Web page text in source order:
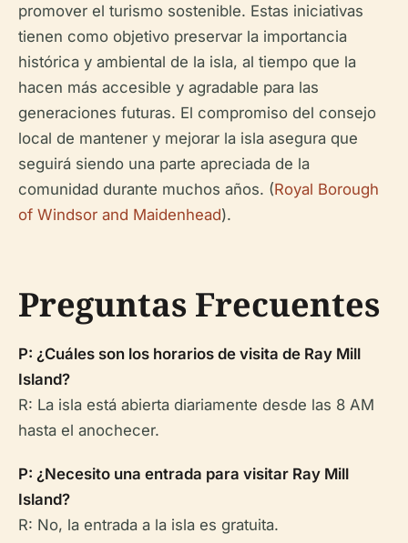
promover el turismo sostenible. Estas iniciativas
tienen como objetivo preservar la importancia
histórica y ambiental de la isla, al tiempo que la
hacen más accesible y agradable para las
generaciones futuras. El compromiso del consejo
local de mantener y mejorar la isla asegura que
seguirá siendo una parte apreciada de la
comunidad durante muchos años. (Royal Borough
of Windsor and Maidenhead).
Preguntas Frecuentes
P: ¿Cuáles son los horarios de visita de Ray Mill
Island?
R: La isla está abierta diariamente desde las 8 AM
hasta el anochecer.
P: ¿Necesito una entrada para visitar Ray Mill
Island?
R: No, la entrada a la isla es gratuita.